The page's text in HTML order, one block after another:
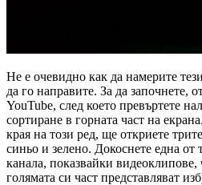
Не е очевидно как да намерите
да го направите. За да започнете,
YouTube, след което превъртете
сортиране в горната част на
края на този ред, ще откриете
синьо и зелено. Докоснете една
канала, показвайки
голямата си част представляват